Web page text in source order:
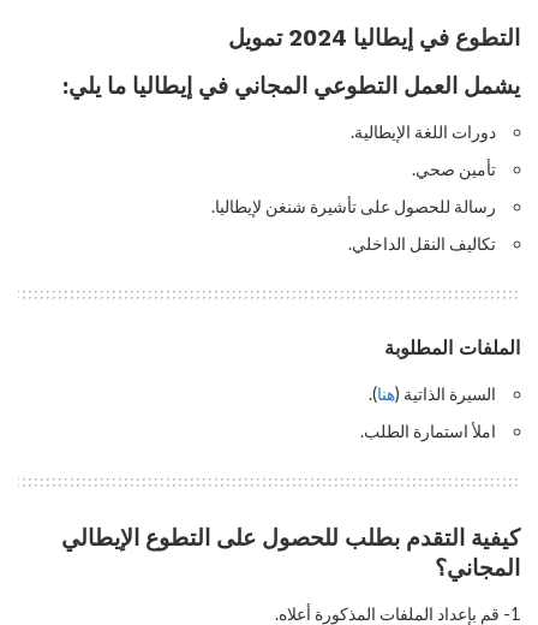
التطوع في إيطاليا 2024 تمويل
يشمل العمل التطوعي المجاني في إيطاليا ما يلي:
دورات اللغة الإيطالية.
تأمين صحي.
رسالة للحصول على تأشيرة شنغن لإيطاليا.
تكاليف النقل الداخلي.
الملفات المطلوبة
السيرة الذاتية (هنا).
املأ استمارة الطلب.
كيفية التقدم بطلب للحصول على التطوع الإيطالي
المجاني؟
1- قم بإعداد الملفات المذكورة أعلاه.